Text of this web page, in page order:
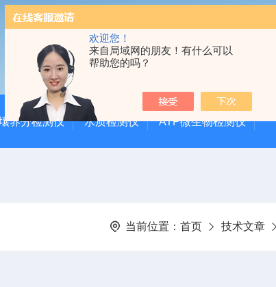
欢迎您！
来自局域网的朋友！有什么可以
帮助您的吗？
养分检测仪 水质检测仪 ATP微生物检测仪
当前位置： 首页 技术文章